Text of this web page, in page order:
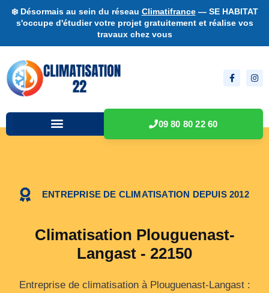
❄️ Désormais au sein du réseau Climatifrance— SE HABITAT
s'occupe d'étudier votre projet gratuitement et réalise vos
travaux chez vous
09 80 80 22 60
ENTREPRISE DE CLIMATISATION DEPUIS 2012
Climatisation Plouguenast-
Langast - 22150
Entreprise de climatisation à Plouguenast-Langast :